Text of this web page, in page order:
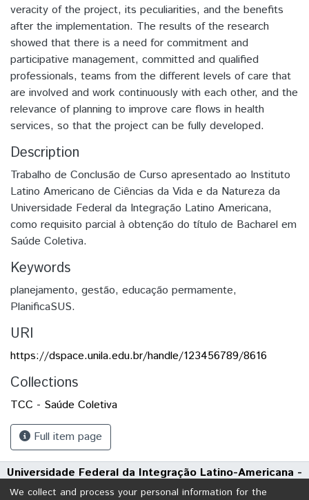
veracity of the project, its peculiarities, and the benefits
after the implementation. The results of the research
showed that there is a need for commitment and
participative management, committed and qualified
professionals, teams from the different levels of care that
are involved and work continuously with each other, and the
relevance of planning to improve care flows in health
services, so that the project can be fully developed.
Description
Trabalho de Conclusão de Curso apresentado ao Instituto
Latino Americano de Ciências da Vida e da Natureza da
Universidade Federal da Integração Latino Americana,
como requisito parcial à obtenção do título de Bacharel em
Saúde Coletiva.
Keywords
planejamento, gestão, educação permamente,
PlanificaSUS.
URI
https://dspace.unila.edu.br/handle/123456789/8616
Collections
TCC - Saúde Coletiva
Full item page
Universidade Federal da Integração Latino-Americana -
UNILA
We collect and process your personal information for the